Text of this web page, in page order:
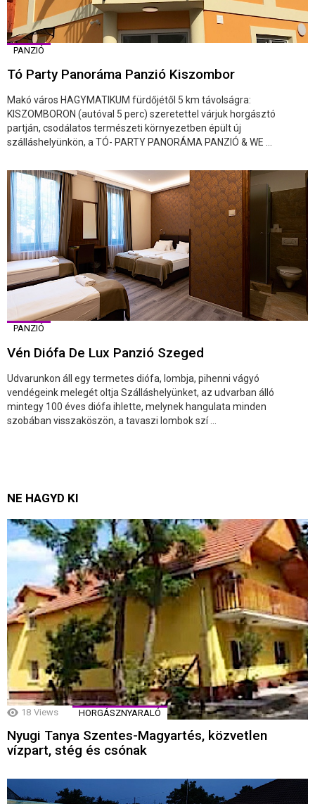
PANZIÓ
Tó Party Panoráma Panzió Kiszombor
Makó város HAGYMATIKUM fürdőjétől 5 km távolságra:
KISZOMBORON (autóval 5 perc) szeretettel várjuk horgásztó
partján, csodálatos természeti környezetben épült új
szálláshelyünkön, a TÓ- PARTY PANORÁMA PANZIÓ & WE ...
PANZIÓ
Vén Diófa De Lux Panzió Szeged
Udvarunkon áll egy termetes diófa, lombja, pihenni vágyó
vendégeink melegét oltja Szálláshelyünket, az udvarban álló
mintegy 100 éves diófa ihlette, melynek hangulata minden
szobában visszaköszön, a tavaszi lombok szí ...
NE HAGYD KI
18 Views HORGÁSZNYARALÓ
Nyugi Tanya Szentes-Magyartés, közvetlen
vízpart, stég és csónak